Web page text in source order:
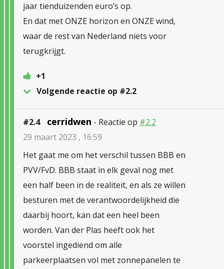
jaar tienduizenden euro’s op.
En dat met ONZE horizon en ONZE wind,
waar de rest van Nederland niets voor
terugkrijgt.
+1
Volgende reactie op #2.2
#2.4 cerridwen - Reactie op #2.2
29 maart 2023 , 16:59
Het gaat me om het verschil tussen BBB en
PVV/FvD. BBB staat in elk geval nog met
een half been in de realiteit, en als ze willen
besturen met de verantwoordelijkheid die
daarbij hoort, kan dat een heel been
worden. Van der Plas heeft ook het
voorstel ingediend om alle
parkeerplaatsen vol met zonnepanelen te